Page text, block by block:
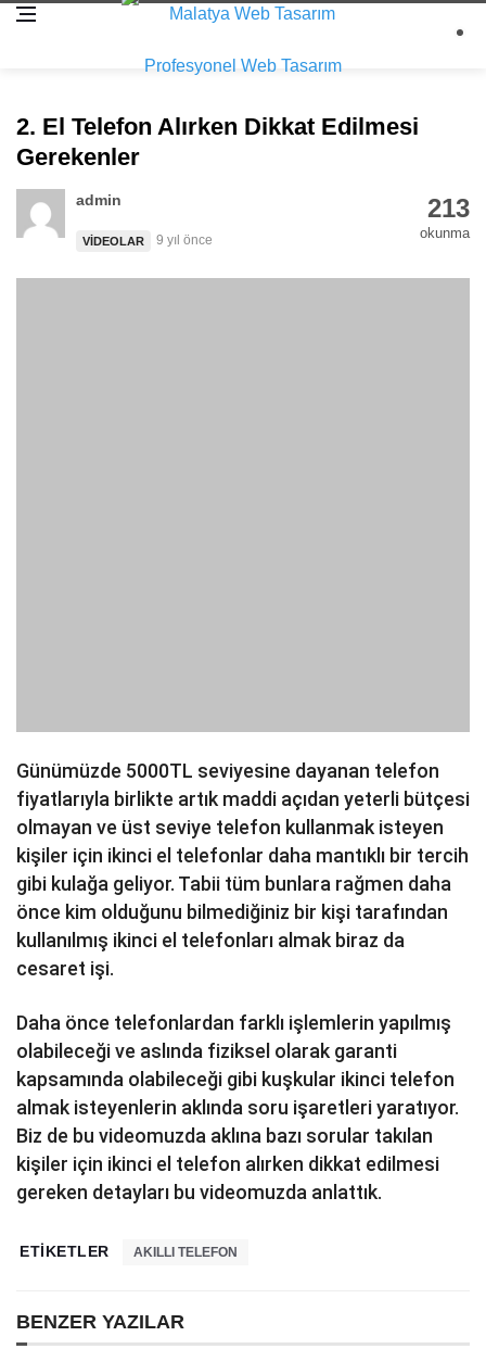
2. El Telefon Alırken Dikkat Edilmesi
Gerekenler
admin
VIDEOLAR 9 yıl önce
213
okunma
Günümüzde 5000TL seviyesine dayanan telefon
fiyatlarıyla birlikte artık maddi açıdan yeterli bütçesi
olmayan ve üst seviye telefon kullanmak isteyen
kişiler için ikinci el telefonlar daha mantıklı bir tercih
gibi kulağa geliyor. Tabii tüm bunlara rağmen daha
önce kim olduğunu bilmediğiniz bir kişi tarafından
kullanılmış ikinci el telefonları almak biraz da
cesaret işi.
Daha önce telefonlardan farklı işlemlerin yapılmış
olabileceği ve aslında fiziksel olarak garanti
kapsamında olabileceği gibi kuşkular ikinci telefon
almak isteyenlerin aklında soru işaretleri yaratıyor.
Biz de bu videomuzda aklına bazı sorular takılan
kişiler için ikinci el telefon alırken dikkat edilmesi
gereken detayları bu videomuzda anlattık.
ETIKETLER AKILLI TELEFON
BENZER YAZILAR